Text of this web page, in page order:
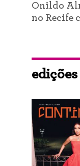
Onildo
no Recife
edições